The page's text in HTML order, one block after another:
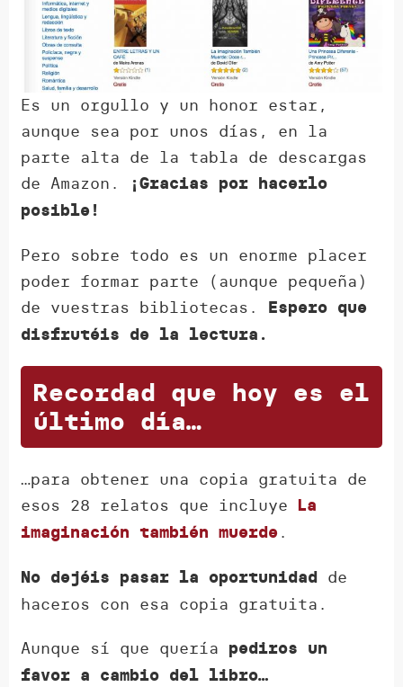
Es un orgullo y un honor estar,
aunque sea por unos días, en la
parte alta de la tabla de descargas
de Amazon.
¡Gracias por hacerlo
posible!
Pero sobre todo es un enorme placer
poder formar parte (aunque pequeña)
de vuestras bibliotecas. Espero que
disfrutéis de la lectura.
Recordad que hoy es el
último día…
…para obtener una copia gratuita de
esos 28 relatos que incluyeLa
imaginación también muerde.
No dejéis pasar la oportunidad de
haceros con esa copia gratuita.
Aunque sí que quería pediros un
favor a cambio del libro…